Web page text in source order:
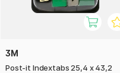
3M
Post-it Indextabs 25,4 x 43,2